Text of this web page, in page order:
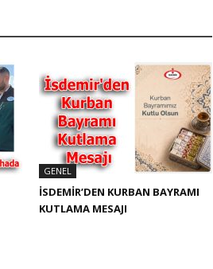
GENEL
İSDEMIR’DEN KURBAN BAYRAMI
KUTLAMA MESAJI